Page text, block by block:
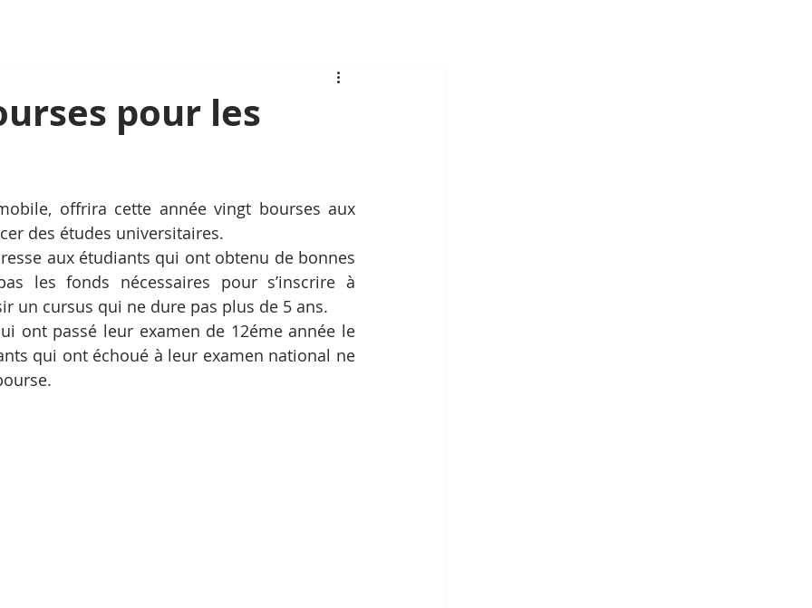
pour les
offrira cette année vingt bourses aux
des études universitaires.
aux étudiants qui ont obtenu de bonnes
les fonds nécessaires pour s’inscrire à
un cursus qui ne dure pas plus de 5 ans.
ont passé leur examen de 12éme année le
qui ont échoué à leur examen national ne